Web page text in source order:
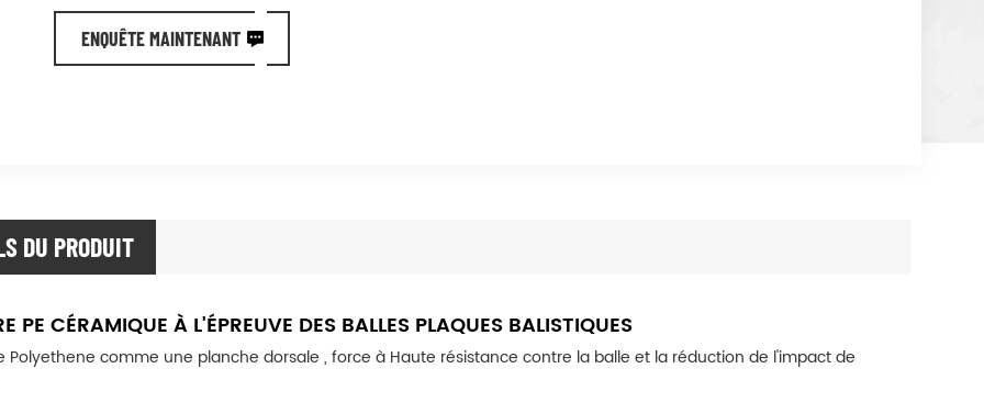
ENQUÊTE MAINTENANT
DU PRODUIT
PE CÉRAMIQUE À L'ÉPREUVE DES BALLES PLAQUES BALISTIQUES